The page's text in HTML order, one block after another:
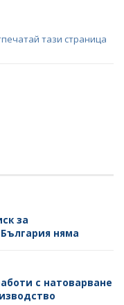
за
няма
с натоварване
тази страница